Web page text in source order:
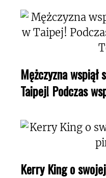
Mężczyzna wspiął
Taipej! Podczas
Kerry King o